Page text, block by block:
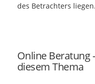
des Betrachters liegen.
Online Beratung
diesem Thema